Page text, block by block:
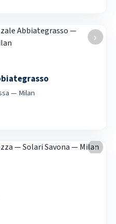
›
— Milan
›